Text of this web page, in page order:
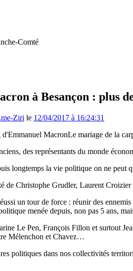
Comté
à Besançon : plus
Ziri le 12/04/2017 à 16:24:31
Le mariage de la
des représentants du monde
longtemps la vie politique on ne peut
de Christophe Grudler, Laurent
un tour de force : réunir des
menée depuis, non pas 5 ans,
Le Pen, François Fillon et surtout
Mélenchon et Chavez…
politiques dans nos collectivités